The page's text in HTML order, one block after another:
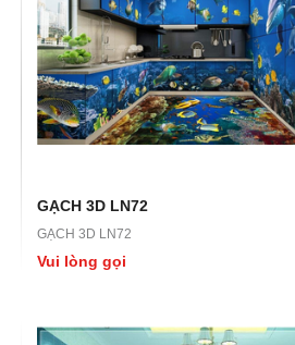
GẠCH 3D LN44
GẠCH 3D LN44
Vui lòng gọi
GẠCH 3D LN72
GẠCH 3D LN72
Vui lòng gọi